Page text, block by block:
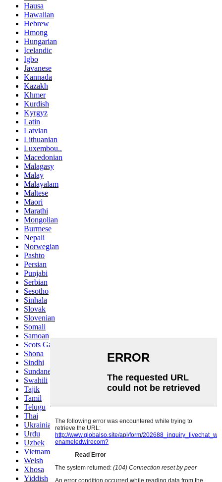
Hausa
Hawaiian
Hebrew
Hmong
Hungarian
Icelandic
Igbo
Javanese
Kannada
Kazakh
Khmer
Kurdish
Kyrgyz
Latin
Latvian
Lithuanian
Luxembou..
Macedonian
Malagasy
Malay
Malayalam
Maltese
Maori
Marathi
Mongolian
Burmese
Nepali
Norwegian
Pashto
Persian
Punjabi
Serbian
Sesotho
Sinhala
Slovak
Slovenian
Somali
Samoan
Scots Gaelic
Shona
Sindhi
Sundanese
Swahili
Tajik
Tamil
Telugu
Thai
Ukrainian
Urdu
Uzbek
Vietnamese
Welsh
Xhosa
Yiddish